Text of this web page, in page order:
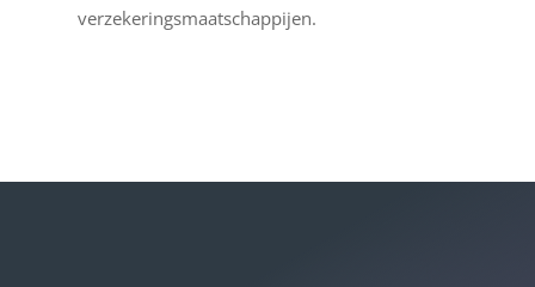
verzekeringsmaatschappijen.